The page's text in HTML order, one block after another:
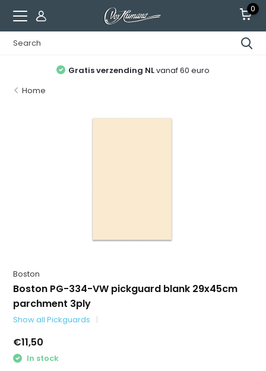
0
Gratis verzending NLvanaf 60 euro
Home
Boston
Boston PG-334-VW pickguard blank 29x45cm
parchment 3ply
Show all Pickguards
€11,50
In stock